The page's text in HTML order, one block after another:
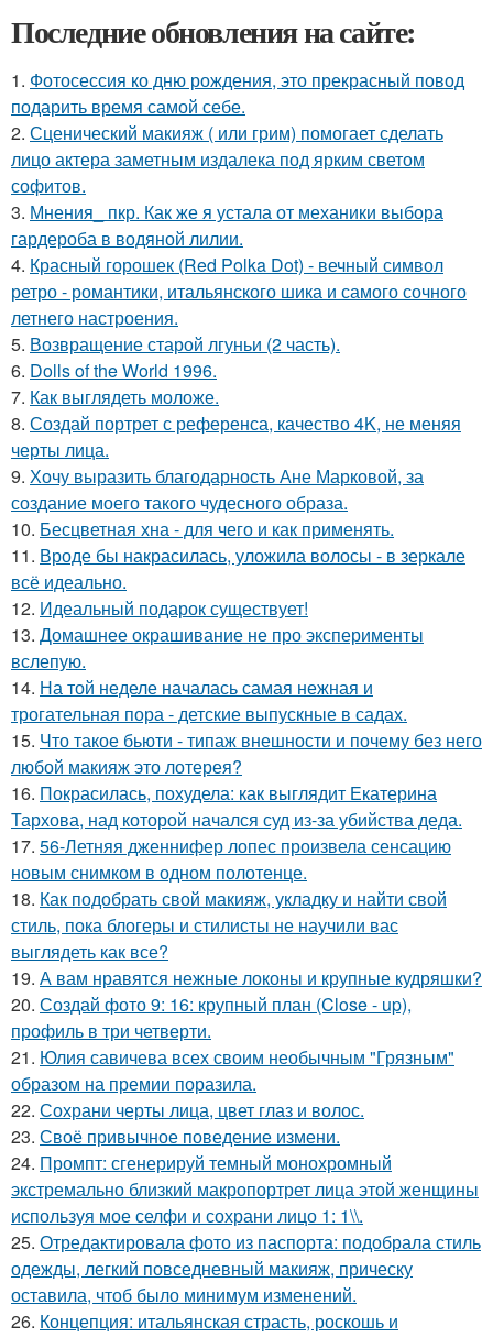
Последние обновления на сайте:
1. Фотосессия ко дню рождения, это прекрасный повод
подарить время самой себе.
2. Сценический макияж ( или грим) помогает сделать
лицо актера заметным издалека под ярким светом
софитов.
3. Мнения_ пкр. Как же я устала от механики выбора
гардероба в водяной лилии.
4. Красный горошек (Red Polka Dot) - вечный символ
ретро - романтики, итальянского шика и самого сочного
летнего настроения.
5. Возвращение старой лгуньи (2 часть).
6. Dolls of the World 1996.
7. Как выглядеть моложе.
8. Создай портрет с референса, качество 4K, не меняя
черты лица.
9. Хочу выразить благодарность Ане Марковой, за
создание моего такого чудесного образа.
10. Бесцветная хна - для чего и как применять.
11. Вроде бы накрасилась, уложила волосы - в зеркале
всё идеально.
12. Идеальный подарок существует!
13. Домашнее окрашивание не про эксперименты
вслепую.
14. На той неделе началась самая нежная и
трогательная пора - детские выпускные в садах.
15. Что такое бьюти - типаж внешности и почему без него
любой макияж это лотерея?
16. Покрасилась, похудела: как выглядит Екатерина
Тархова, над которой начался суд из-за убийства деда.
17. 56-Летняя дженнифер лопес произвела сенсацию
новым снимком в одном полотенце.
18. Как подобрать свой макияж, укладку и найти свой
стиль, пока блогеры и стилисты не научили вас
выглядеть как все?
19. А вам нравятся нежные локоны и крупные кудряшки?
20. Создай фото 9: 16: крупный план (Close - up),
профиль в три четверти.
21. Юлия савичева всех своим необычным "Грязным"
образом на премии поразила.
22. Сохрани черты лица, цвет глаз и волос.
23. Своё привычное поведение измени.
24. Промпт: сгенерируй темный монохромный
экстремально близкий макропортрет лица этой женщины
используя мое селфи и сохрани лицо 1: 1\\.
25. Отредактировала фото из паспорта: подобрала стиль
одежды, легкий повседневный макияж, прическу
оставила, чтоб было минимум изменений.
26. Концепция: итальянская страсть, роскошь и